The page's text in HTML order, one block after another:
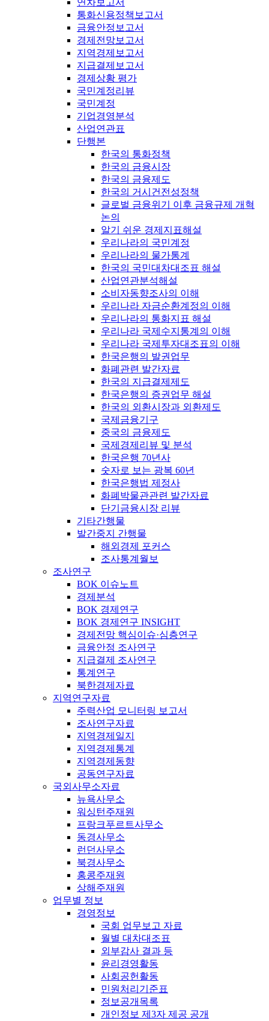
연차보고서
통화신용정책보고서
금융안정보고서
경제전망보고서
지역경제보고서
지급결제보고서
경제상황 평가
국민계정리뷰
국민계정
기업경영분석
산업연관표
단행본
한국의 통화정책
한국의 금융시장
한국의 금융제도
한국의 거시건전성정책
글로벌 금융위기 이후 금융규제 개혁
논의
알기 쉬운 경제지표해설
우리나라의 국민계정
우리나라의 물가통계
한국의 국민대차대조표 해설
산업연관분석해설
소비자동향조사의 이해
우리나라 자금순환계정의 이해
우리나라의 통화지표 해설
우리나라 국제수지통계의 이해
우리나라 국제투자대조표의 이해
한국은행의 발권업무
화폐관련 발간자료
한국의 지급결제제도
한국은행의 증권업무 해설
한국의 외환시장과 외환제도
국제금융기구
중국의 금융제도
국제경제리뷰 및 분석
한국은행 70년사
숫자로 보는 광복 60년
한국은행법 제정사
화폐박물관관련 발간자료
단기금융시장 리뷰
기타간행물
발간중지 간행물
해외경제 포커스
조사통계월보
조사연구
BOK 이슈노트
경제분석
BOK 경제연구
BOK 경제연구 INSIGHT
경제전망 핵심이슈·심층연구
금융안정 조사연구
지급결제 조사연구
통계연구
북한경제자료
지역연구자료
주력산업 모니터링 보고서
조사연구자료
지역경제일지
지역경제통계
지역경제동향
공동연구자료
국외사무소자료
뉴욕사무소
워싱턴주재원
프랑크푸르트사무소
동경사무소
런던사무소
북경사무소
홍콩주재원
상해주재원
업무별 정보
경영정보
국회 업무보고 자료
월별 대차대조표
외부감사 결과 등
윤리경영활동
사회공헌활동
민원처리기준표
정보공개목록
개인정보 제3자 제공 공개